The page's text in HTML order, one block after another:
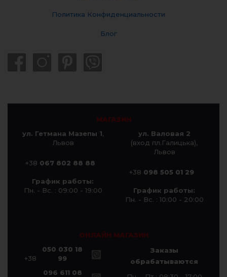
Политика Конфиденциальности
Блог
МАГАЗИН
ул. Гетмана Мазепы 1,
Львов
+38 067 802 88 88
График работы:
Пн. - Вс. : 09:00 - 19:00
ул. Валовая 2
(вход пл.Галицька),
Львов
+38 098 505 01 29
График работы:
Пн. - Вс. : 10:00 - 20:00
ОНЛАЙН МАГАЗИН
+38
050 030 18
99
096 611 08
Заказы
обрабатываются